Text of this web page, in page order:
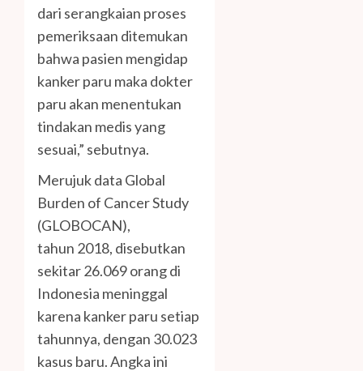
dari serangkaian proses
pemeriksaan ditemukan
bahwa pasien mengidap
kanker paru maka dokter
paru akan menentukan
tindakan medis yang
sesuai,” sebutnya.
Merujuk data Global
Burden of Cancer Study
(GLOBOCAN),
tahun 2018, disebutkan
sekitar 26.069 orang di
Indonesia meninggal
karena kanker paru setiap
tahunnya, dengan 30.023
kasus baru. Angka ini